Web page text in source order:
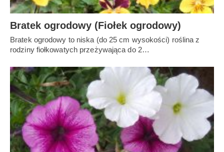
Bratek ogrodowy (Fiołek ogrodowy)
Bratek ogrodowy to niska (do 25 cm wysokości) roślina z
rodziny fiołkowatych przeżywająca do 2…